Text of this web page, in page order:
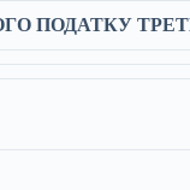
ПОДАТКУ